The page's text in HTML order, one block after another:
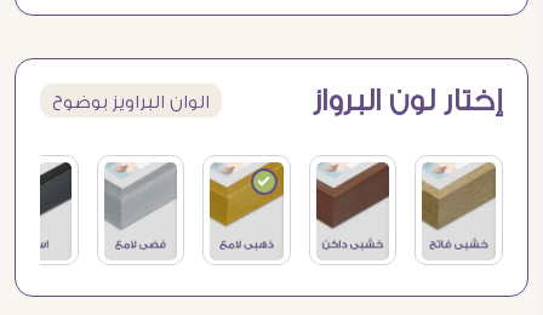
إختار لون البرواز الوان البراويز بوضوح